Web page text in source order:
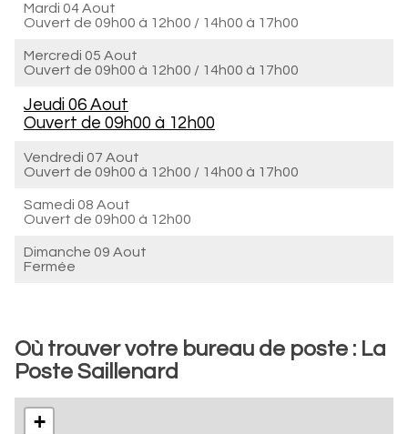
Mardi 04 Aout
Ouvert de 09h00 à 12h00 / 14h00 à 17h00
Mercredi 05 Aout
Ouvert de 09h00 à 12h00 / 14h00 à 17h00
Jeudi 06 Aout
Ouvert de 09h00 à 12h00
Vendredi 07 Aout
Ouvert de 09h00 à 12h00 / 14h00 à 17h00
Samedi 08 Aout
Ouvert de 09h00 à 12h00
Dimanche 09 Aout
Fermée
Où trouver votre bureau de poste : La
Poste Saillenard
+